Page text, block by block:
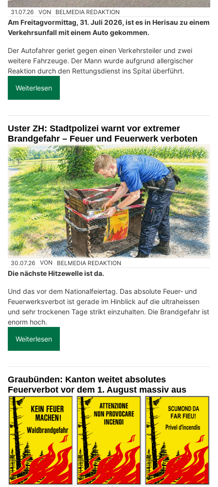
31.07.26 VON BELMEDIA REDAKTION
Am Freitagvormittag, 31. Juli 2026, ist es in Herisau zu einem
Verkehrsunfall mit einem Auto gekommen.
Der Autofahrer geriet gegen einen Verkehrsteiler und zwei
weitere Fahrzeuge. Der Mann wurde aufgrund allergischer
Reaktion durch den Rettungsdienst ins Spital überführt.
Weiterlesen
Uster ZH: Stadtpolizei warnt vor extremer
Brandgefahr – Feuer und Feuerwerk verboten
30.07.26 VON BELMEDIA REDAKTION
Die nächste Hitzewelle ist da.
Und das vor dem Nationalfeiertag. Das absolute Feuer- und
Feuerwerksverbot ist gerade im Hinblick auf die ultraheissen
und sehr trockenen Tage strikt einzuhalten. Die Brandgefahr ist
enorm hoch.
Weiterlesen
Graubünden: Kanton weitet absolutes
Feuerverbot vor dem 1. August massiv aus